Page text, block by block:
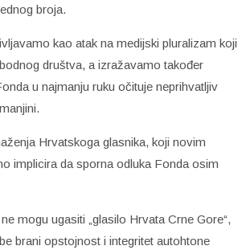
broja.
kao atak na medijski pluralizam koji
društva, a izražavamo također
u najmanju ruku očituje neprihvatljiv
Hrvatskoga glasnika, koji novim
implicira da sporna odluka Fonda osim
mogu ugasiti „glasilo Hrvata Crne Gore“,
brani opstojnost i integritet autohtone